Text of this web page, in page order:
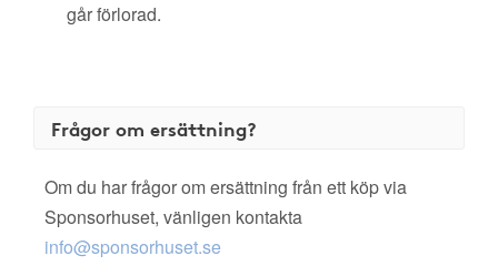
går förlorad.
Frågor om ersättning?
Om du har frågor om ersättning från ett köp via
Sponsorhuset, vänligen kontakta
info@sponsorhuset.se